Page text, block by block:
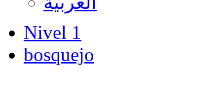
Nivel 1
bosquejo